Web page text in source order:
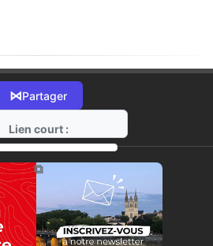
⋈Partager
Lien court :
https://radio-g.fr?11023
⧉